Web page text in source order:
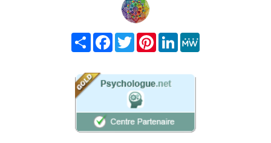
Share FacebookTwitterPinterest
LinkedIn